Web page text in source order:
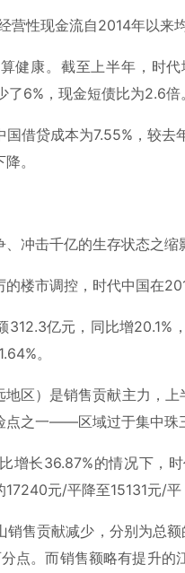
营性现金流自2014年以来
健康。截至上半年，时
6%，现金短债比为2.6倍。
借贷成本为7.55%，较去
。
冲击千亿的生存状态之缩
楼市调控，时代中国在
312.3亿元，同比增20.1%
。
区）是销售贡献主力，
点之一——区域过于集中珠
增长36.87%的情况下，
元/平降至15131元/平
销售贡献减少，分别为总
点。而销售额略有提升的